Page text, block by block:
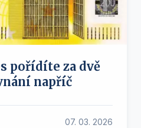
pořídíte za dvě
napříč
07. 03. 2026